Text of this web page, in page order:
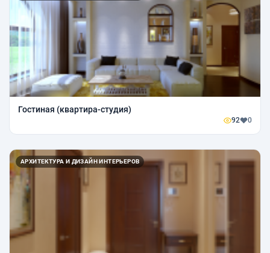
Гостиная (квартира-студия)
92 0
АРХИТЕКТУРА И ДИЗАЙН ИНТЕРЬЕРОВ